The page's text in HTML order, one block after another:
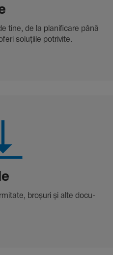
tine, de la plani­fi­care până
solu­țiile potri­vite.
broșuri și alte docu­